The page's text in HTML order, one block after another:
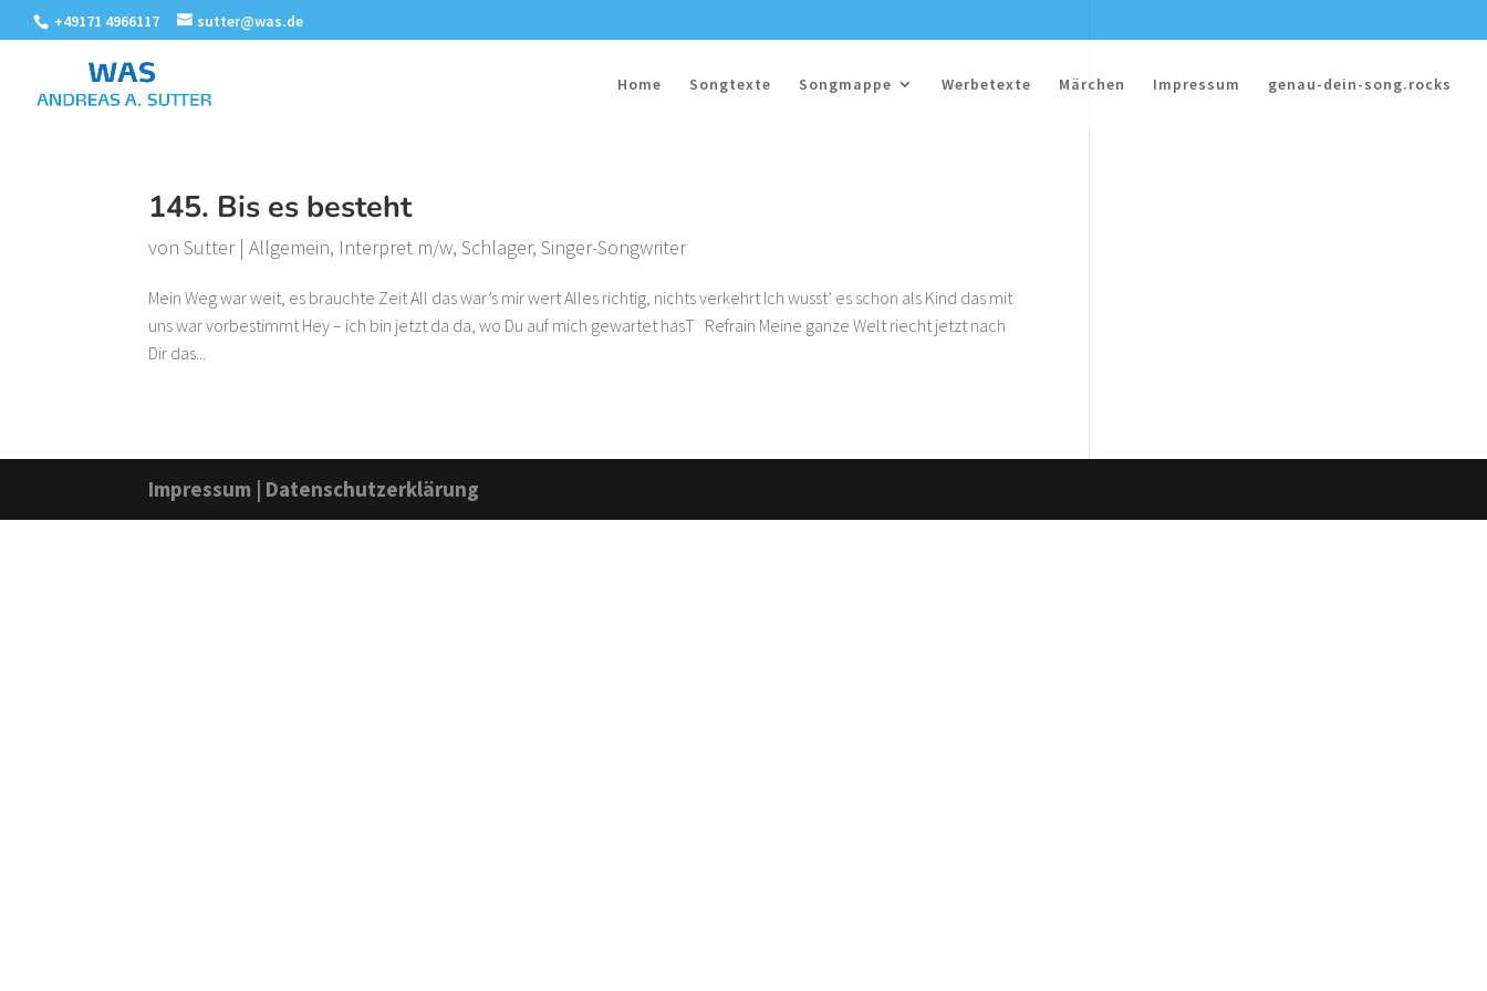
+49171 4966117 sutter@was.de
Home Songtexte Songmappe Werbetexte Märchen Impressum genau-dein-song.rocks
145. Bis es besteht
vonSutter|Allgemein, Interpret m/w,Schlager,Singer-Songwriter
Mein Weg war weit, es brauchte Zeit All das war’s mir wert Alles richtig, nichts verkehrt Ich wusst’ es schon als Kind das mit
uns war vorbestimmt Hey – ich bin jetzt da da, wo Du auf mich gewartet hasT Refrain Meine ganze Welt riecht jetzt nach
Dir das...
Impressum | Datenschutzerklärung